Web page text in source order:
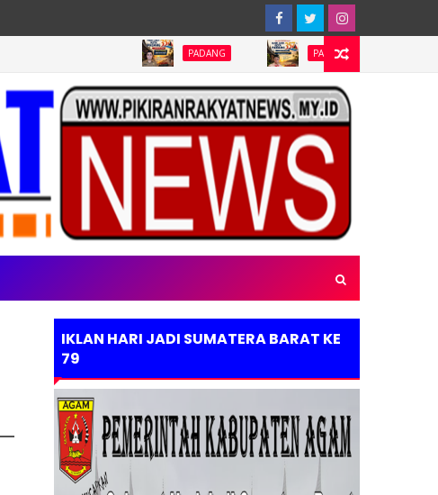
PADANG PADANG
IKLAN HARI JADI SUMATERA BARAT KE
79